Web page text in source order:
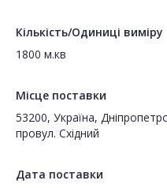
Кількість/Одиниці виміру
1800 м.кв
Місце поставки
53200, Україна,
провул. Східний
Дата поставки